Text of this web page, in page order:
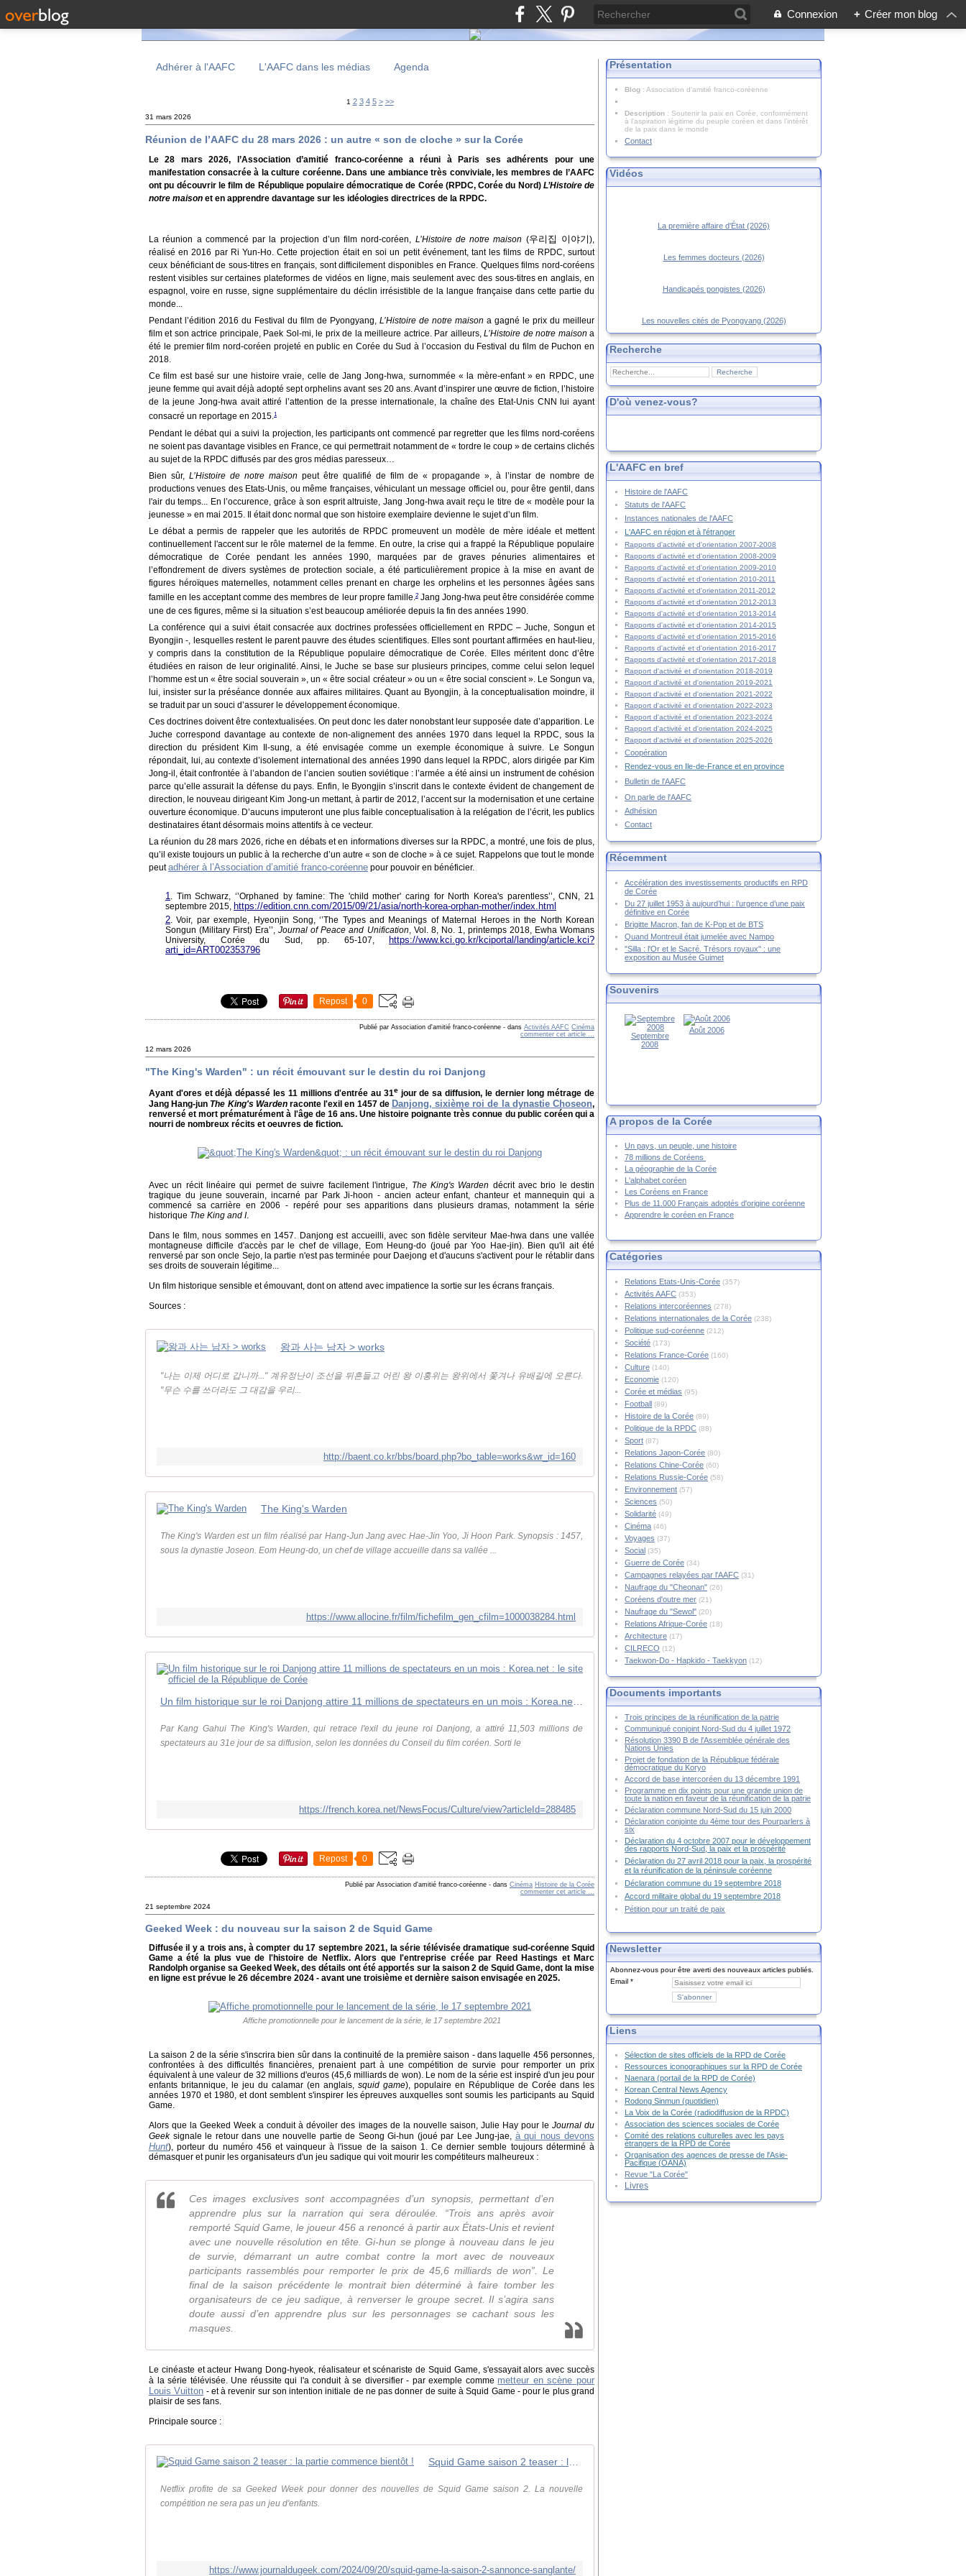
Connexion + Créer mon blog
Adhérer à l'AAFC L'AAFC dans les médias Agenda
1 2 3 4 5 > >>
31 mars 2026
Réunion de l’AAFC du 28 mars 2026 : un autre « son de cloche » sur la Corée
Le 28 mars 2026, l’Association d’amitié franco-coréenne a réuni à Paris ses adhérents pour une
manifestation consacrée à la culture coréenne. Dans une ambiance très conviviale, les membres de l’AAFC
ont pu découvrir le film de République populaire démocratique de Corée (RPDC, Corée du Nord) L’Histoire de
notre maison et en apprendre davantage sur les idéologies directrices de la RPDC.
La réunion a commencé par la projection d’un film nord-coréen, L’Histoire de notre maison (우리집 이야기),
réalisé en 2016 par Ri Yun-Ho. Cette projection était en soi un petit événement, tant les films de RPDC, surtout
ceux bénéficiant de sous-titres en français, sont difficilement disponibles en France. Quelques films nord-coréens
restent visibles sur certaines plateformes de vidéos en ligne, mais seulement avec des sous-titres en anglais, en
espagnol, voire en russe, signe supplémentaire du déclin irrésistible de la langue française dans cette partie du
monde...
Pendant l’édition 2016 du Festival du film de Pyongyang, L’Histoire de notre maison a gagné le prix du meilleur
film et son actrice principale, Paek Sol-mi, le prix de la meilleure actrice. Par ailleurs,L’Histoire de notre maison a
été le premier film nord-coréen projeté en public en Corée du Sud à l’occasion du Festival du film de Puchon en
2018.
Ce film est basé sur une histoire vraie, celle de Jang Jong-hwa, surnommée « la mère-enfant » en RPDC, une
jeune femme qui avait déjà adopté sept orphelins avant ses 20 ans. Avant d’inspirer une œuvre de fiction, l’histoire
de la jeune Jong-hwa avait attiré l’attention de la presse internationale, la chaîne des Etat-Unis CNN lui ayant
consacré un reportage en 2015.1
Pendant le débat qui a suivi la projection, les participants ont commencé par regretter que les films nord-coréens
ne soient pas davantage visibles en France, ce qui permettrait notamment de « tordre le coup » de certains clichés
au sujet de la RPDC diffusés par des gros médias paresseux…
Bien sûr, L’Histoire de notre maison peut être qualifié de film de « propagande », à l’instar de nombre de
productions venues des Etats-Unis, ou même françaises, véhiculant un message officiel ou, pour être gentil, dans
l'air du temps... En l’occurence, grâce à son esprit altruiste, Jang Jong-hwa avait reçu le titre de « modèle pour la
jeunesse » en mai 2015. Il était donc normal que son histoire exemplaire devienne le sujet d’un film.
Le débat a permis de rappeler que les autorités de RPDC promeuvent un modèle de mère idéale et mettent
continuellement l'accent sur le rôle maternel de la femme. En outre, la crise qui a frappé la République populaire
démocratique de Corée pendant les années 1990, marquées par de graves pénuries alimentaires et
l’effondrement de divers systèmes de protection sociale, a été particulièrement propice à la mise en avant de
figures héroïques maternelles, notamment celles prenant en charge les orphelins et les personnes âgées sans
famille en les acceptant comme des membres de leur propre famille.2Jang Jong-hwa peut être considérée comme
une de ces figures, même si la situation s’est beaucoup améliorée depuis la fin des années 1990.
La conférence qui a suivi était consacrée aux doctrines professées officiellement en RPDC – Juche, Songun et
Byongjin -, lesquelles restent le parent pauvre des études scientifiques. Elles sont pourtant affirmées en haut-lieu,
y compris dans la constitution de la République populaire démocratique de Corée. Elles méritent donc d’être
étudiées en raison de leur originalité. Ainsi, le Juche se base sur plusieurs principes, comme celui selon lequel
l’homme est un « être social souverain », un « être social créateur » ou un « être social conscient ». Le Songun va,
lui, insister sur la préséance donnée aux affaires militaires. Quant au Byongjin, à la conceptualisation moindre, il
se traduit par un souci d’assurer le développement économique.
Ces doctrines doivent être contextualisées. On peut donc les dater nonobstant leur supposée date d’apparition. Le
Juche correspond davantage au contexte de non-alignement des années 1970 dans lequel la RPDC, sous la
direction du président Kim Il-sung, a été envisagée comme un exemple économique à suivre. Le Songun
répondait, lui, au contexte d’isolement international des années 1990 dans lequel la RPDC, alors dirigée par Kim
Jong-il, était confrontée à l’abandon de l’ancien soutien soviétique : l’armée a été ainsi un instrument de cohésion
parce qu’elle assurait la défense du pays. Enfin, le Byongjin s’inscrit dans le contexte évident de changement de
direction, le nouveau dirigeant Kim Jong-un mettant, à partir de 2012, l’accent sur la modernisation et une certaine
ouverture économique. D’aucuns imputeront une plus faible conceptualisation à la relégation de l’écrit, les publics
destinataires étant désormais moins attentifs à ce vecteur.
La réunion du 28 mars 2026, riche en débats et en informations diverses sur la RPDC, a montré, une fois de plus,
qu’il existe toujours un public à la recherche d’un autre « son de cloche » à ce sujet. Rappelons que tout le monde
peutadhérer à l’Association d’amitié franco-coréenne pour pouvoir en bénéficier.
1. Tim Schwarz, ‘’Orphaned by famine: The 'child mother' caring for North Korea's parentless’’, CNN, 21
septembre 2015, https://edition.cnn.com/2015/09/21/asia/north-korea-orphan-mother/index.html
2.Voir, par exemple, Hyeonjin Song, ‘’The Types and Meanings of Maternal Heroes in the North Korean
Songun (Military First) Era’’,Journal of Peace and Unification, Vol. 8, No. 1, printemps 2018, Ewha Womans
University, Corée du Sud, pp. 65-107,
https://www.kci.go.kr/kciportal/landing/article.kci?
arti_id=ART002353796
Repost 0
Publié par Association d'amitié franco-coréenne - dans Activités AAFC Cinéma
commenter cet article …
12 mars 2026
"The King's Warden" : un récit émouvant sur le destin du roi Danjong
Ayant d'ores et déjà dépassé les 11 millions d'entrée au 31ejour de sa diffusion, le dernier long métrage de
Jang Hang-jun The King's Wardenraconte l'exil en 1457 de Danjong, sixième roi de la dynastie Choseon,
renversé et mort prématurément à l'âge de 16 ans. Une histoire poignante très connue du public coréen qui a
nourri de nombreux récits et oeuvres de fiction.
Avec un récit linéaire qui permet de suivre facilement l'intrigue, The King's Warden décrit avec brio le destin
tragique du jeune souverain, incarné par Park Ji-hoon - ancien acteur enfant, chanteur et mannequin qui a
commencé sa carrière en 2006 - repéré pour ses apparitions dans plusieurs dramas, notamment la série
historique The King and I.
Dans le film, nous sommes en 1457. Danjong est accueilli, avec son fidèle serviteur Mae-hwa dans une vallée
montagneuse difficile d'accès par le chef de village, Eom Heung-do (joué par Yoo Hae-jin). Bien qu'il ait été
renversé par son oncle Sejo, la partie n'est pas terminée pour Daejong et d'aucuns s'activent pour le rétablir dans
ses droits de souverain légitime...
Un film historique sensible et émouvant, dont on attend avec impatience la sortie sur les écrans français.
Sources :
왕과 사는 남자 > works
"나는 이제 어디로 갑니까..." 계유정난이 조선을 뒤흔들고 어린 왕 이홍위는 왕위에서 쫓겨나 유배길에 오른다.
"무슨 수를 쓰더라도 그 대감을 우리...
http://baent.co.kr/bbs/board.php?bo_table=works&wr_id=160
The King's Warden
The King's Warden est un film réalisé par Hang-Jun Jang avec Hae-Jin Yoo, Ji Hoon Park. Synopsis : 1457,
sous la dynastie Joseon. Eom Heung-do, un chef de village accueille dans sa vallée ...
https://www.allocine.fr/film/fichefilm_gen_cfilm=1000038284.html
Par Kang Gahui The King's Warden, qui retrace l'exil du jeune roi Danjong, a attiré 11,503 millions de
spectateurs au 31e jour de sa diffusion, selon les données du Conseil du film coréen. Sorti le
https://french.korea.net/NewsFocus/Culture/view?articleId=288485
Repost 0
Publié par Association d'amitié franco-coréenne - dans Cinéma Histoire de la Corée
commenter cet article
21 septembre 2024
Geeked Week : du nouveau sur la saison 2 de Squid Game
Diffusée il y a trois ans, à compter du 17 septembre 2021, la série télévisée dramatique sud-coréenne Squid
Game a été la plus vue de l'histoire de Netflix. Alors que l'entreprise créée par Reed Hastings et Marc
Randolph organise sa Geeked Week, des détails ont été apportés sur la saison 2 de Squid Game, dont la mise
en ligne est prévue le 26 décembre 2024 - avant une troisième et dernière saison envisagée en 2025.
Affiche promotionnelle pour le lancement de la série, le 17 septembre 2021
La saison 2 de la série s'inscrira bien sûr dans la continuité de la première saison - dans laquelle 456 personnes,
confrontées à des difficultés financières, prenaient part à une compétition de survie pour remporter un prix
équivalent à une valeur de 32 millions d'euros (45,6 milliards de won). Le nom de la série est inspiré d'un jeu pour
enfants britannique, le jeu du calamar (en anglais, squid game), populaire en République de Corée dans les
années 1970 et 1980, et dont semblent s'inspirer les épreuves auxquelles sont soumis les participants au Squid
Game.
Alors que la Geeked Week a conduit à dévoiler des images de la nouvelle saison, Julie Hay pour le Journal du
Geeksignale le retour dans une nouvelle partie de Seong Gi-hun (joué par Lee Jung-jae, à qui nous devons
Hunt), porteur du numéro 456 et vainqueur à l'issue de la saison 1. Ce dernier semble toujours déterminé à
démasquer et punir les organisateurs d'un jeu sadique qui voit mourir les compétiteurs malheureux :
Ces images exclusives sont accompagnées d’un synopsis, permettant d’en
apprendre plus sur la narration qui sera déroulée. “Trois ans après avoir
remporté Squid Game, le joueur 456 a renoncé à partir aux États-Unis et revient
avec une nouvelle résolution en tête. Gi-hun se plonge à nouveau dans le jeu
de survie, démarrant un autre combat contre la mort avec de nouveaux
participants rassemblés pour remporter le prix de 45,6 milliards de won”. Le
final de la saison précédente le montrait bien déterminé à faire tomber les
organisateurs de ce jeu sadique, à renverser le groupe secret. Il s’agira sans
doute aussi d’en apprendre plus sur les personnages se cachant sous les
masques.
Le cinéaste et acteur Hwang Dong-hyeok, réalisateur et scénariste de Squid Game, s'essayait alors avec succès
à la série télévisée. Une réussite qui l'a conduit à se diversifier - par exemple comme metteur en scène pour
Louis Vuitton - et à revenir sur son intention initiale de ne pas donner de suite à Squid Game - pour le plus grand
plaisir de ses fans.
Principale source :
Netflix profite de sa Geeked Week pour donner des nouvelles de Squid Game saison 2. La nouvelle
compétition ne sera pas un jeu d'enfants.
https://www.journaldugeek.com/2024/09/20/squid-game-la-saison-2-sannonce-sanglante/
Présentation
Blog : Association d'amitié franco-coréenne
Description : Soutenir la paix en Corée, conformément
à l'aspiration légitime du peuple coréen et dans l’intérêt
de la paix dans le monde
Contact
Vidéos
La première affaire d'État (2026)
Les femmes docteurs (2026)
Handicapés pongistes (2026)
Les nouvelles cités de Pyongyang (2026)
Recherche
D'où venez-vous?
L'AAFC en bref
Histoire de l'AAFC
Statuts de l'AAFC
Instances nationales de l'AAFC
L'AAFC en région et à l'étranger
Rapports d'activité et d'orientation 2007-2008
Rapports d'activité et d'orientation 2008-2009
Rapports d'activité et d'orientation 2009-2010
Rapports d'activité et d'orientation 2010-2011
Rapports d'activité et d'orientation 2011-2012
Rapports d'activité et d'orientation 2012-2013
Rapports d'activité et d'orientation 2013-2014
Rapports d'activité et d'orientation 2014-2015
Rapports d'activité et d'orientation 2015-2016
Rapports d'activité et d'orientation 2016-2017
Rapports d'activité et d'orientation 2017-2018
Rapport d'activité et d'orientation 2018-2019
Rapport d'activité et d'orientation 2019-2021
Rapport d'activité et d'orientation 2021-2022
Rapport d'activité et d'orientation 2022-2023
Rapport d'activité et d'orientation 2023-2024
Rapport d'activité et d'orientation 2024-2025
Rapport d'activité et d'orientation 2025-2026
Coopération
Rendez-vous en Ile-de-France et en province
Bulletin de l'AAFC
On parle de l'AAFC
Adhésion
Contact
Récemment
Accélération des investissements productifs en RPD
de Corée
Du 27 juillet 1953 à aujourd’hui : l’urgence d’une paix
définitive en Corée
Brigitte Macron, fan de K-Pop et de BTS
Quand Montreuil était jumelée avec Nampo
"Silla : l'Or et le Sacré. Trésors royaux" : une
exposition au Musée Guimet
Souvenirs
Septembre
2008
Août 2006
A propos de la Corée
Un pays, un peuple, une histoire
78 millions de Coréens
La géographie de la Corée
L'alphabet coréen
Les Coréens en France
Plus de 11.000 Français adoptés d'origine coréenne
Apprendre le coréen en France
Catégories
Relations Etats-Unis-Corée (357)
Activités AAFC (353)
Relations intercoréennes (278)
Relations internationales de la Corée (238)
Politique sud-coréenne (212)
Société (173)
Relations France-Corée (160)
Culture (140)
Economie (120)
Corée et médias (95)
Football (89)
Histoire de la Corée (89)
Politique de la RPDC (88)
Sport (87)
Relations Japon-Corée (80)
Relations Chine-Corée (60)
Relations Russie-Corée (58)
Environnement (57)
Sciences (50)
Solidarité (49)
Cinéma (46)
Voyages (37)
Social (35)
Guerre de Corée (34)
Campagnes relayées par l'AAFC (31)
Naufrage du "Cheonan" (26)
Coréens d'outre mer (21)
Naufrage du "Sewol" (20)
Relations Afrique-Corée (18)
Architecture (17)
CILRECO (12)
Taekwon-Do - Hapkido - Taekkyon (12)
Documents importants
Trois principes de la réunification de la patrie
Communiqué conjoint Nord-Sud du 4 juillet 1972
Résolution 3390 B de l'Assemblée générale des
Nations Unies
Projet de fondation de la République fédérale
démocratique du Koryo
Accord de base intercoréen du 13 décembre 1991
Programme en dix points pour une grande union de
toute la nation en faveur de la réunification de la patrie
Déclaration commune Nord-Sud du 15 juin 2000
Déclaration conjointe du 4ème tour des Pourparlers à
six
Déclaration du 4 octobre 2007 pour le développement
des rapports Nord-Sud, la paix et la prospérité
Déclaration du 27 avril 2018 pour la paix, la prospérité
et la réunification de la péninsule coréenne
Déclaration commune du 19 septembre 2018
Accord militaire global du 19 septembre 2018
Pétition pour un traité de paix
Newsletter
Abonnez-vous pour être averti des nouveaux articles publiés.
Email
Liens
Sélection de sites officiels de la RPD de Corée
Ressources iconographiques sur la RPD de Corée
Naenara (portail de la RPD de Corée)
Korean Central News Agency
Rodong Sinmun (quotidien)
La Voix de la Corée (radiodiffusion de la RPDC)
Association des sciences sociales de Corée
Comité des relations culturelles avec les pays
étrangers de la RPD de Corée
Organisation des agences de presse de l'Asie-
Pacifique (OANA)
Revue "La Corée"
Livres